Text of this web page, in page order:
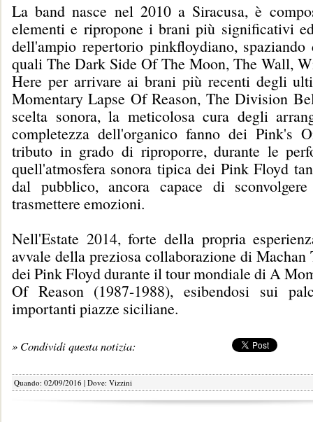
La band nasce nel 2010 a Siracusa, è
elementi e ripropone i brani più significativi
dell'ampio repertorio pinkfloydiano, spaziando
quali The Dark Side Of The Moon, The Wall,
Here per arrivare ai brani più recenti degli
Momentary Lapse Of Reason, The Division
scelta sonora, la meticolosa cura degli
completezza dell'organico fanno dei Pink's
tributo in grado di riproporre, durante le
quell'atmosfera sonora tipica dei Pink Floyd
dal pubblico, ancora capace di
trasmettere emozioni.
Nell'Estate 2014, forte della propria
avvale della preziosa collaborazione di Machan
dei Pink Floyd durante il tour mondiale di A
Of Reason (1987-1988), esibendosi sui
importanti piazze siciliane.
» Condividi questa notizia:
Quando: 02/09/2016 | Dove: Vizzini